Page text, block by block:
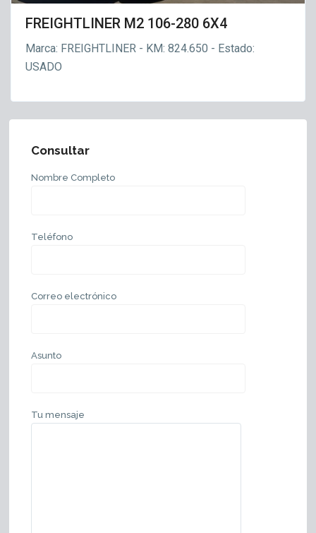
FREIGHTLINER M2 106-280 6X4
Marca: FREIGHTLINER - KM: 824.650 - Estado:
USADO
Consultar
Nombre Completo
Teléfono
Correo electrónico
Asunto
Tu mensaje